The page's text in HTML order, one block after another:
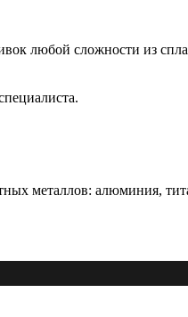
любой сложности из
металлов: алюминия,